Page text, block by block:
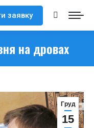
заявку Search:
на дровах
Груд
15